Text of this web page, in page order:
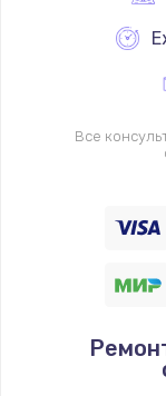
Все